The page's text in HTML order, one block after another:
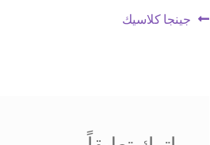
تصفّح
Previous
جينجا كلاسيك